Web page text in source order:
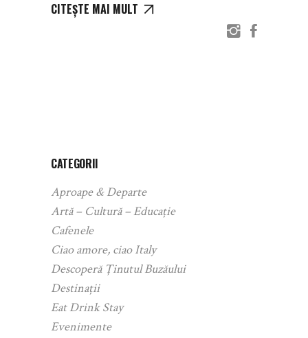
CITEȘTE MAI MULT
CATEGORII
Aproape & Departe
Artă – Cultură – Educație
Cafenele
Ciao amore, ciao Italy
Descoperă Ținutul Buzăului
Destinații
Eat Drink Stay
Evenimente